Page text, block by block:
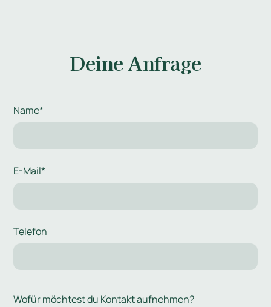
Deine Anfrage
Name*
E-Mail*
Telefon
Wofür möchtest du Kontakt aufnehmen?